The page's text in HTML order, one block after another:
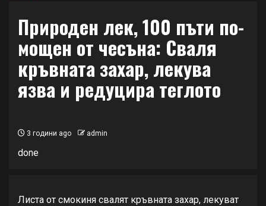
Природен лек, 100 пъти по-
мощен от чесъна: Сваля
кръвната захар, лекува
язва и редуцира теглото
3 години ago admin
done
Листа от смокиня свалят кръвната захар, лекуват